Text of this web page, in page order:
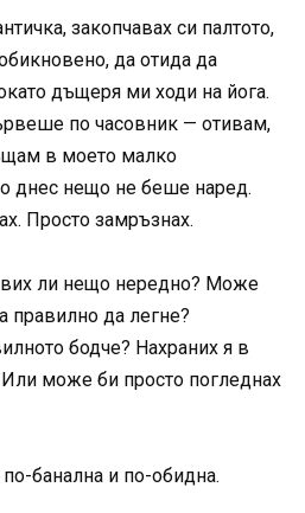
закопчавах си палтото,
да отида да
дъщеря ми ходи на йога.
по часовник — отивам,
в моето малко
днес нещо не беше наред.
Просто замръзнах.
ли нещо нередно? Може
правилно да легне?
бодче? Нахраних я в
може би просто погледнах
банална и по-обидна.